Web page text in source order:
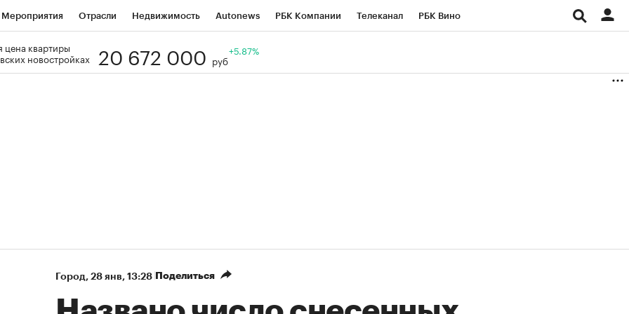
Мероприятия Отрасли Недвижимость Autonews РБК Компании Телеканал РБК Вино
Визионеры
цена квартиры
новостройках
20 672 000 руб
+5.87%
Город⁠, 28 янв, 13:28 Поделиться